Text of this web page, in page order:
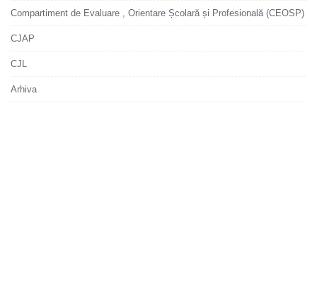
Compartiment de Evaluare , Orientare Școlară și Profesională (CEOSP)
CJAP
CJL
Arhiva